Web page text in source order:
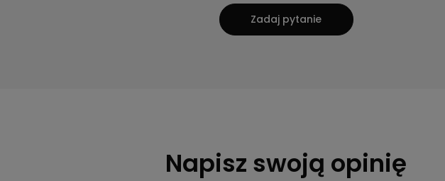
Zadaj pytanie
Napisz swoją opinię